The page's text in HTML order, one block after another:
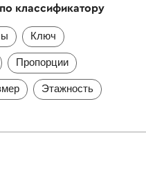
классификатору
Ключ
Пропорции
Этажность